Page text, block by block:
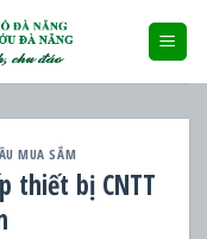
MUA SẮM
thiết bị CNTT